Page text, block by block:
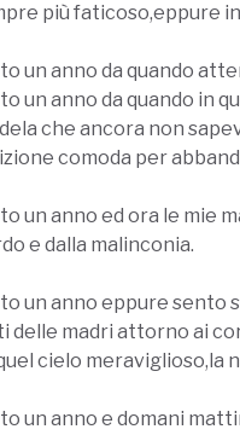
più faticoso,eppure
un anno da quando
un anno da quando in
che ancora non
comoda per
un anno ed ora le
e dalla malinconia.
un anno eppure
delle madri attorno ai
cielo meraviglioso,la
un anno e domani